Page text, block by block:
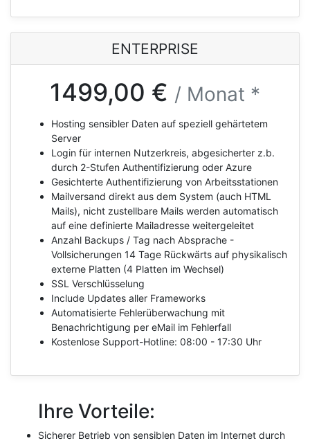
ENTERPRISE
1499,00 € / Monat *
Hosting sensibler Daten auf speziell gehärtetem
Server
Login für internen Nutzerkreis, abgesicherter z.b.
durch 2-Stufen Authentifizierung oder Azure
Gesichterte Authentifizierung von Arbeitsstationen
Mailversand direkt aus dem System (auch HTML
Mails), nicht zustellbare Mails werden automatisch
auf eine definierte Mailadresse weitergeleitet
Anzahl Backups / Tag nach Absprache -
Vollsicherungen 14 Tage Rückwärts auf physikalisch
externe Platten (4 Platten im Wechsel)
SSL Verschlüsselung
Include Updates aller Frameworks
Automatisierte Fehlerüberwachung mit
Benachrichtigung per eMail im Fehlerfall
Kostenlose Support-Hotline: 08:00 - 17:30 Uhr
Ihre Vorteile:
Sicherer Betrieb von sensiblen Daten im Internet durch